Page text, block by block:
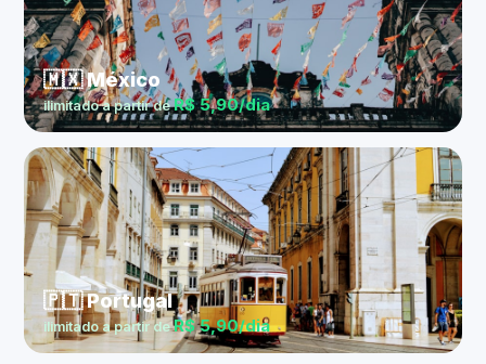
🇲🇽 México
ilimitado a partir deR$ 5,90/dia
🇵🇹 Portugal
ilimitado a partir deR$ 5,90/dia